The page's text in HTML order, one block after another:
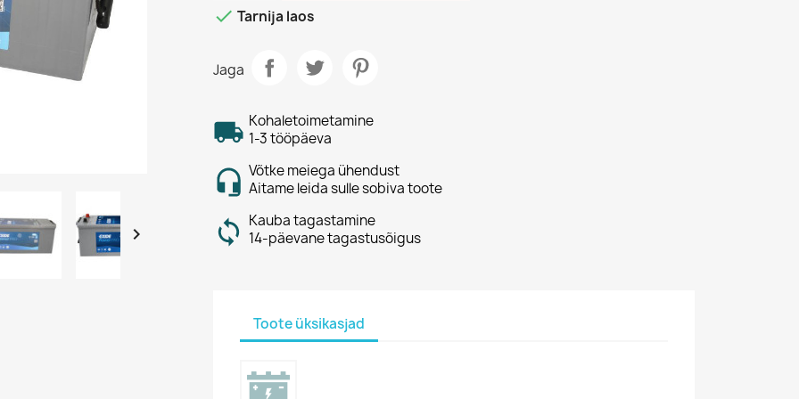

 Tarnija laos
Jaga
Kohaletoimetamine
1-3 tööpäeva
Võtke meiega ühendust
Aitame leida sulle sobiva toote
Kauba tagastamine
14-päevane tagastusõigus
Toote üksikasjad